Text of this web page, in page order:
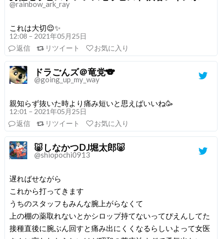
@rainbow_ark_ray
これは大切😌✨
12:08 – 2021年05月25日
返信
リツイート お気に入り
ドラごんズ＠竜党🐨
@going_up_my_way
親知らず抜いた時より痛み短いと思えばいいね🥳
12:01 – 2021年05月25日
返信
リツイート お気に入り
🐷しなかつDJ堀太郎🐷
@shiopochi0913
遅ればせながら
これから打ってきます
うちのスタッフもみんな腕上がらなくて
上の棚の薬取れないとかシロップ持てないってぴえんしてた
接種直後に腕ぶん回すと痛み出にくくなるらしいよって女医